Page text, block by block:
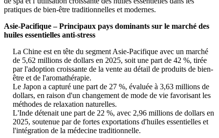
pratiques de bien-être traditionnelles et modernes.
Asie-Pacifique – Principaux pays dominants sur le marché des
huiles essentielles anti-stress
La Chine est en tête du segment Asie-Pacifique avec un marché
de 5,62 millions de dollars en 2025, soit une part de 42 %, tirée
par l'adoption croissante de la vente au détail de produits de bien-
être et de l'aromathérapie.
Le Japon a capturé une part de 27 %, évaluée à 3,63 millions de
dollars, en raison d'un changement de mode de vie favorisant les
méthodes de relaxation naturelles.
L'Inde détenait une part de 22 %, avec 2,96 millions de dollars en
2025, soutenue par de fortes exportations d'huiles essentielles et
l'intégration de la médecine traditionnelle.